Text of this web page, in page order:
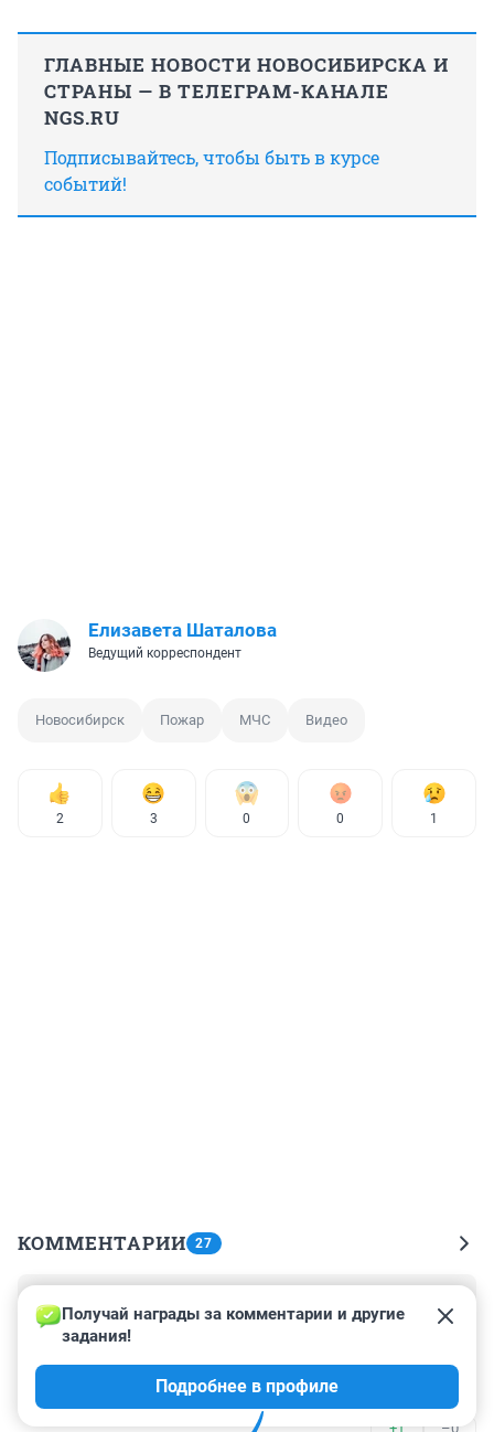
ГЛАВНЫЕ НОВОСТИ НОВОСИБИРСКА И
СТРАНЫ — В ТЕЛЕГРАМ-КАНАЛЕ
NGS.RU
Подписывайтесь, чтобы быть в курсе
событий!
Елизавета Шаталова
Ведущий корреспондент
Новосибирск Пожар МЧС Видео
2 3 0 0 1
КОММЕНТАРИИ 27
14 июля 2025, 20:52
Это действуют банды несовершеннолетних в
торговых центрах .
Борьба за территорию влияния.
+1 –0
Получай награды за комментарии и другие
задания!
Подробнее в профиле